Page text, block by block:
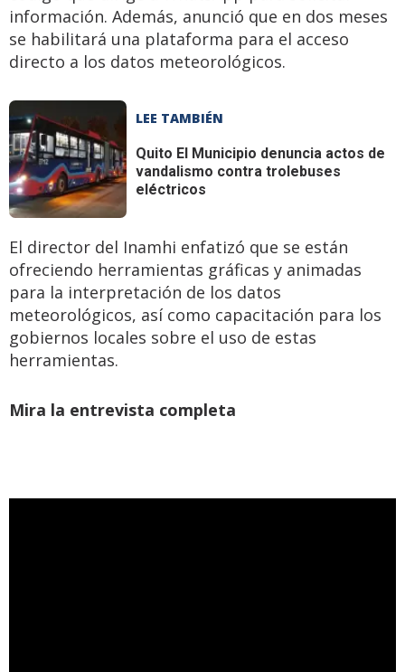
información. Además, anunció que en dos meses
se habilitará una plataforma para el acceso
directo a los datos meteorológicos.
LEE TAMBIÉN
Quito El Municipio denuncia actos de
vandalismo contra trolebuses
eléctricos
El director del Inamhi enfatizó que se están
ofreciendo herramientas gráficas y animadas
para la interpretación de los datos
meteorológicos, así como capacitación para los
gobiernos locales sobre el uso de estas
herramientas.
Mira la entrevista completa